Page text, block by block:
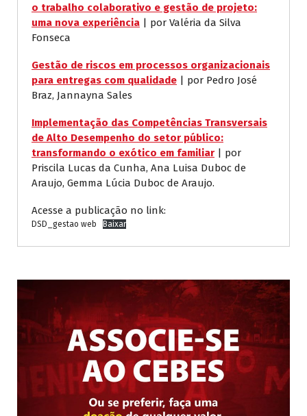
o trabalho colaborativo e gestão de projeto:
uma nova experiência | por Valéria da Silva
Fonseca
Gestão de riscos em processos organizacionais
para entregas com qualidade | por Pedro José
Braz, Jannayna Sales
Implementação das Competências Transversais
de Alto Desempenho do setor público:
transformando o exótico em familiar | por
Priscila Lucas da Cunha, Ana Luisa Duboc de
Araujo, Gemma Lúcia Duboc de Araujo.
Acesse a publicação no link:
DSD_gestao web Baixar